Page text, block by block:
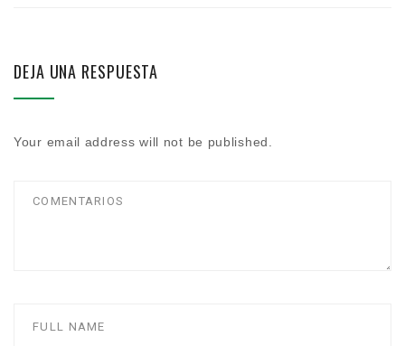
DEJA UNA RESPUESTA
Your email address will not be published.